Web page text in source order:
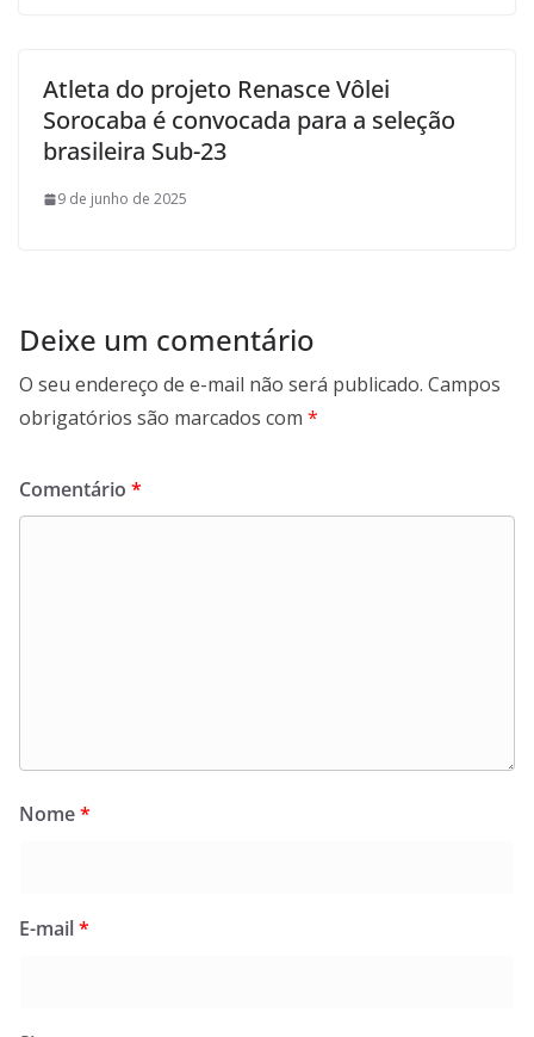
Atleta do projeto Renasce Vôlei
Sorocaba é convocada para a seleção
brasileira Sub-23
9 de junho de 2025
Deixe um comentário
O seu endereço de e-mail não será publicado. Campos
obrigatórios são marcados com *
Comentário *
Nome*
E-mail*